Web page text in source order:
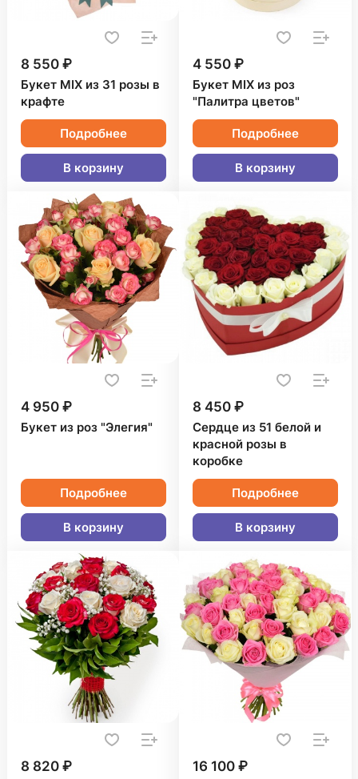
8 550 ₽
Букет MIX из 31 розы в
крафте
Подробнее
В корзину
4 550 ₽
Букет MIX из роз
"Палитра цветов"
Подробнее
В корзину
4 950 ₽
Букет из роз "Элегия"
Подробнее
В корзину
8 450 ₽
Сердце из 51 белой и
красной розы в
коробке
Подробнее
В корзину
8 820 ₽ 16 100 ₽